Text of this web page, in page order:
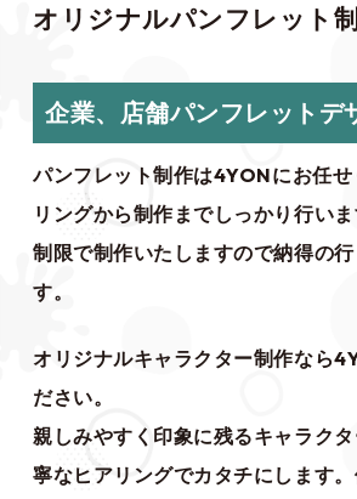
オリジナルパンフレット
企業、店舗パンフレットデ
パンフレット制作は4YONにお任
リングから制作までしっかり行い
制限で制作いたしますので納得の
す。
オリジナルキャラクター制作なら
ださい。
親しみやすく印象に残るキャラク
寧なヒアリングでカタチにします